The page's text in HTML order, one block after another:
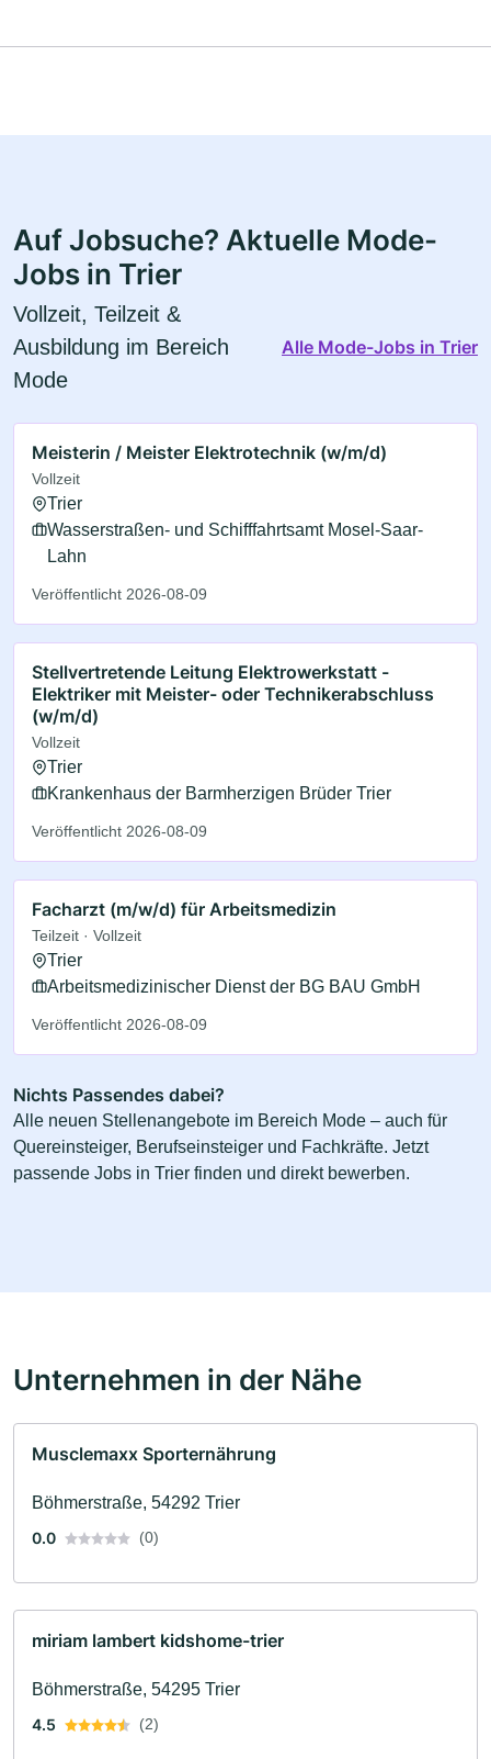
Auf Jobsuche? Aktuelle Mode-
Jobs in Trier
Vollzeit, Teilzeit &
Ausbildung im Bereich
Mode
Alle Mode-Jobs in Trier
Meisterin / Meister Elektrotechnik (w/m/d)
Vollzeit
Trier
Wasserstraßen- und Schifffahrtsamt Mosel-Saar-
Lahn
Veröffentlicht 2026-08-09
Stellvertretende Leitung Elektrowerkstatt -
Elektriker mit Meister- oder Technikerabschluss
(w/m/d)
Vollzeit
Trier
Krankenhaus der Barmherzigen Brüder Trier
Veröffentlicht 2026-08-09
Facharzt (m/w/d) für Arbeitsmedizin
Teilzeit · Vollzeit
Trier
Arbeitsmedizinischer Dienst der BG BAU GmbH
Veröffentlicht 2026-08-09
Nichts Passendes dabei?
Alle neuen Stellenangebote im Bereich Mode – auch für
Quereinsteiger, Berufseinsteiger und Fachkräfte. Jetzt
passende Jobs in Trier finden und direkt bewerben.
Unternehmen in der Nähe
Musclemaxx Sporternährung
Böhmerstraße, 54292 Trier
0.0
(0)
miriam lambert kidshome-trier
Böhmerstraße, 54295 Trier
4.5
(2)